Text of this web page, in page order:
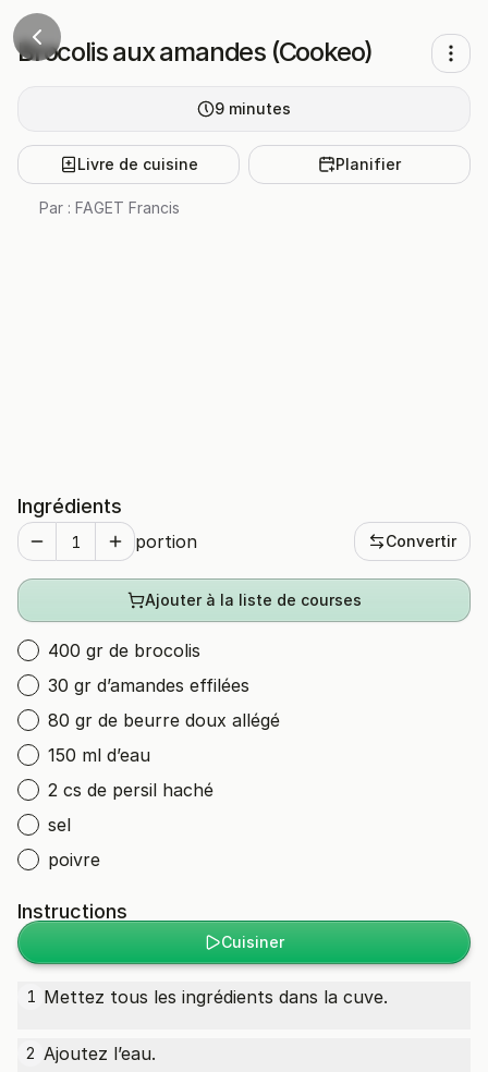
Brocolis aux amandes (Cookeo)
9 minutes
Livre de cuisine Planifier
Par : FAGET Francis
Ingrédients
portion Convertir
Ajouter à la liste de courses
400 gr de brocolis
30 gr d’amandes effilées
80 gr de beurre doux allégé
150 ml d’eau
2 cs de persil haché
sel
poivre
Instructions
Cuisiner
1 Mettez tous les ingrédients dans la cuve.
2 Ajoutez l’eau.